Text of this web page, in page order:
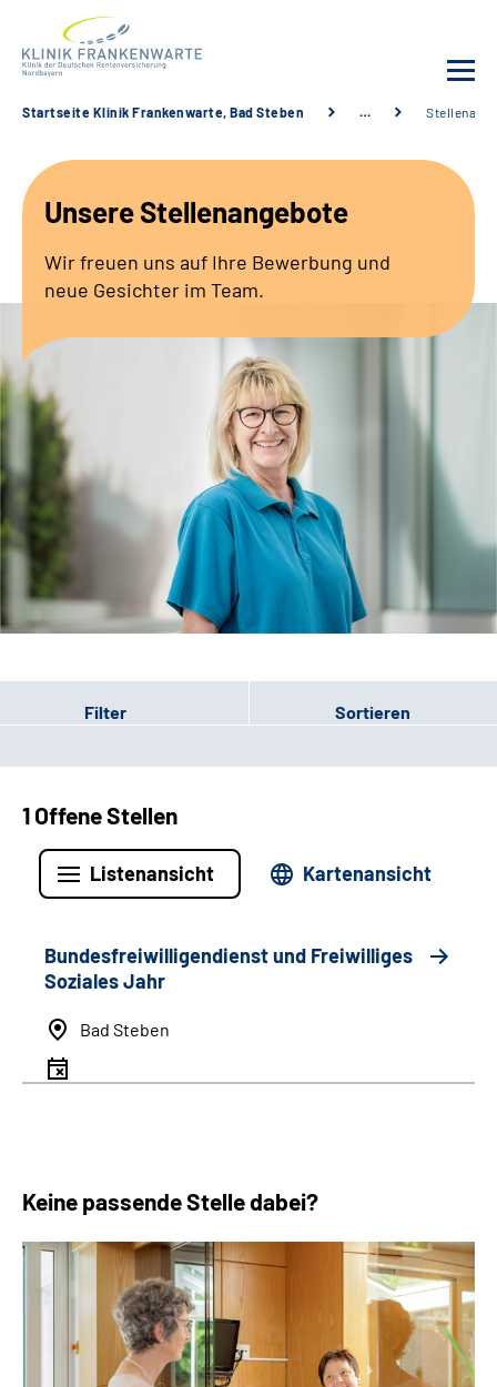
Leistungsangebot
Fachbereiche
Service
Karriere
Suche
Leichte Sprache
Gebärdensprache
Patienten-Login
Startseite Klinik Frankenwarte, Bad Steben …
Unsere Stellenangebote
Wir freuen uns auf Ihre Bewerbung und
neue Gesichter im Team.
Filter Sortieren
1 Offene Stellen
Listenansicht Kartenansicht
Bundesfreiwilligendienst und Freiwilliges
Soziales Jahr
Bad Steben
Keine passende Stelle dabei?